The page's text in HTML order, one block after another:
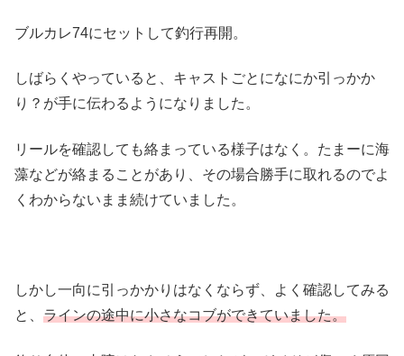
ブルカレ74にセットして釣行再開。
しばらくやっていると、キャストごとになにか引っかか
り？が手に伝わるようになりました。
リールを確認しても絡まっている様子はなく。たまーに海
藻などが絡まることがあり、その場合勝手に取れるのでよ
くわからないまま続けていました。
しかし一向に引っかかりはなくならず、よく確認してみる
と、 ラインの途中に小さなコブができていました。